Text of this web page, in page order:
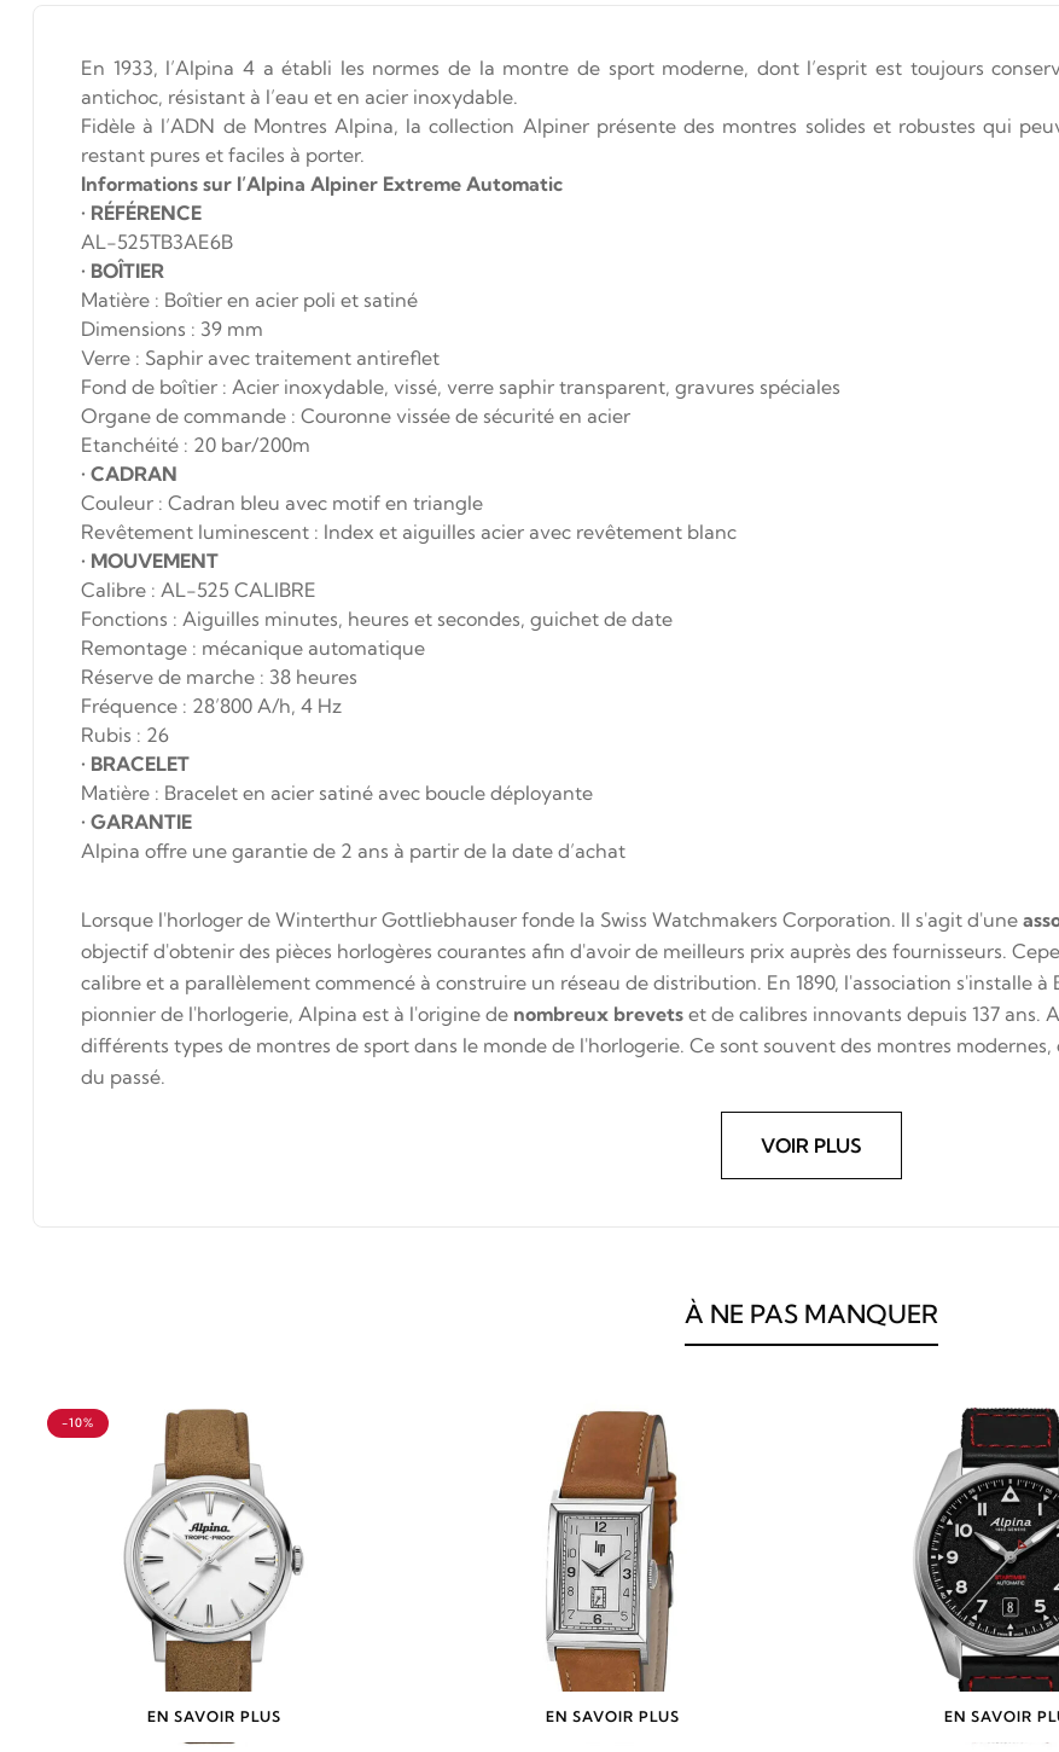
En 1933, l’Alpina 4 a établi les normes de la montre de sport moderne, dont l’esprit est toujours
antichoc, résistant à l’eau et en acier inoxydable.
Fidèle à l’ADN de Montres Alpina, la collection Alpiner présente des montres solides et robustes qui
restant pures et faciles à porter.
Informations sur l’Alpina Alpiner Extreme Automatic
• RÉFÉRENCE
AL-525TB3AE6B
• BOÎTIER
Matière : Boîtier en acier poli et satiné
Dimensions : 39 mm
Verre : Saphir avec traitement antireflet
Fond de boîtier : Acier inoxydable, vissé, verre saphir transparent, gravures spéciales
Organe de commande : Couronne vissée de sécurité en acier
Etanchéité : 20 bar/200m
• CADRAN
Couleur : Cadran bleu avec motif en triangle
Revêtement luminescent : Index et aiguilles acier avec revêtement blanc
• MOUVEMENT
Calibre : AL-525 CALIBRE
Fonctions : Aiguilles minutes, heures et secondes, guichet de date
Remontage : mécanique automatique
Réserve de marche : 38 heures
Fréquence : 28’800 A/h, 4 Hz
Rubis : 26
• BRACELET
Matière : Bracelet en acier satiné avec boucle déployante
• GARANTIE
Alpina offre une garantie de 2 ans à partir de la date d’achat
Lorsque l'horloger de Winterthur Gottliebhauser fonde la Swiss Watchmakers Corporation. Il s'agit d'une
objectif d'obtenir des pièces horlogères courantes afin d'avoir de meilleurs prix auprès des fournisseurs.
calibre et a parallèlement commencé à construire un réseau de distribution. En 1890, l'association s'installe
pionnier de l'horlogerie, Alpina est à l'origine de nombreux brevets et de calibres innovants depuis 137
différents types de montres de sport dans le monde de l'horlogerie. Ce sont souvent des montres
du passé.
VOIR PLUS
À NE PAS MANQUER
EN SAVOIR PLUS
-10%
EN SAVOIR PLUS EN SAVOIR